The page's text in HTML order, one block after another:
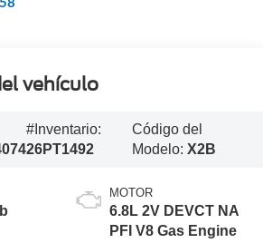
vehículo
#Inventario:
26PT1492
Código del
Modelo: X2B
MOTOR
6.8L 2V DEVCT NA
PFI V8 Gas Engine